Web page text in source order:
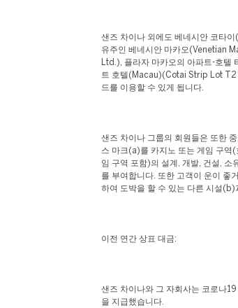
샌즈 차이나 외에도 베네시안 코타
유주인 베네시안 마카오(Venetian
Ltd.), 플라자 마카오의 아파트-호텔
트 호텔(Macau)(Cotai Strip Lot T2
드를 이용할 수 있게 됩니다.
샌즈 차이나 그룹의 회원들은 또한
스 마크(a)를 카지노 또는 게임 구역(
임 구역 포함)의 설계, 개발, 건설, 소
를 부여합니다. 또한 고객이 운이 좋
하여 도박을 할 수 있는 다른 시설(b)
이전 연간 상표 대금:
샌즈 차이나와 그 자회사는 코로나
을 지급했습니다.